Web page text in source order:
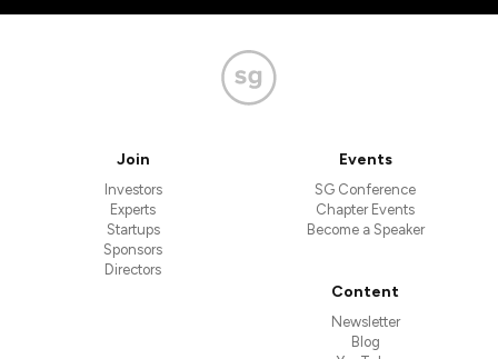
Join
Investors
Experts
Startups
Sponsors
Directors
Events
SG Conference
Chapter Events
Become a Speaker
Content
Newsletter
Blog